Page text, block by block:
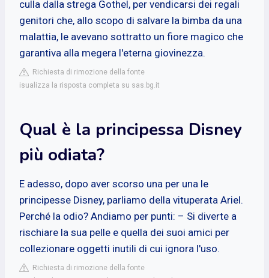
culla dalla strega Gothel, per vendicarsi dei regali
genitori che, allo scopo di salvare la bimba da una
malattia, le avevano sottratto un fiore magico che
garantiva alla megera l'eterna giovinezza.
Richiesta di rimozione della fonte
isualizza la risposta completa su sas.bg.it
Qual è la principessa Disney
più odiata?
E adesso, dopo aver scorso una per una le
principesse Disney, parliamo della vituperata Ariel.
Perché la odio? Andiamo per punti: – Si diverte a
rischiare la sua pelle e quella dei suoi amici per
collezionare oggetti inutili di cui ignora l'uso.
Richiesta di rimozione della fonte